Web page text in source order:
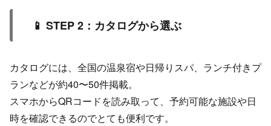
📱 STEP 2：カタログから選ぶ
カタログには、全国の温泉宿や日帰りスパ、ランチ付きプ
ランなどが約40〜50件掲載。
スマホからQRコードを読み取って、予約可能な施設や日
時を確認できるのでとても便利です。